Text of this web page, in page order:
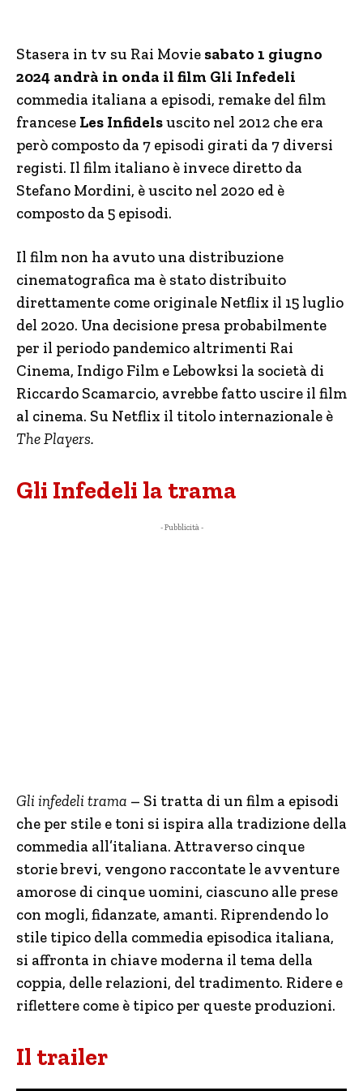
Stasera in tv su Rai Movie sabato 1 giugno
2024 andrà in onda il film Gli Infedeli
commedia italiana a episodi, remake del film
francese Les Infidelsuscito nel 2012 che era
però composto da 7 episodi girati da 7 diversi
registi. Il film italiano è invece diretto da
Stefano Mordini, è uscito nel 2020 ed è
composto da 5 episodi.
Il film non ha avuto una distribuzione
cinematografica ma è stato distribuito
direttamente come originale Netflix il 15 luglio
del 2020. Una decisione presa probabilmente
per il periodo pandemico altrimenti Rai
Cinema, Indigo Film e Lebowksi la società di
Riccardo Scamarcio, avrebbe fatto uscire il film
al cinema. Su Netflix il titolo internazionale è
The Players.
Gli Infedeli la trama
- Pubblicità -
Gli infedeli trama – Si tratta di un film a episodi
che per stile e toni si ispira alla tradizione della
commedia all’italiana. Attraverso cinque
storie brevi, vengono raccontate le avventure
amorose di cinque uomini, ciascuno alle prese
con mogli, fidanzate, amanti. Riprendendo lo
stile tipico della commedia episodica italiana,
si affronta in chiave moderna il tema della
coppia, delle relazioni, del tradimento. Ridere e
riflettere come è tipico per queste produzioni.
Il trailer